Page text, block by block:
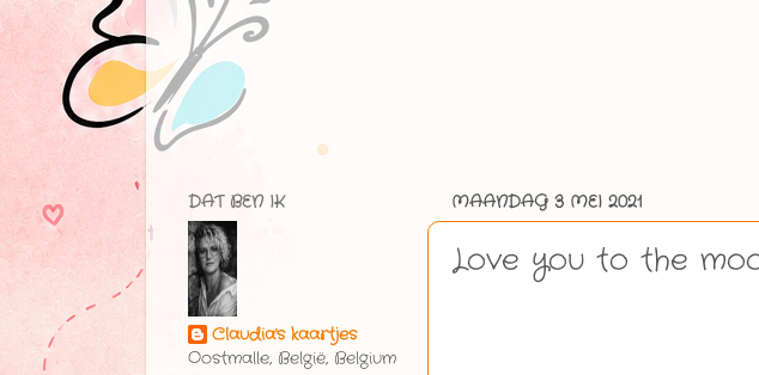
MAANDAG 3 MEI 2021
Love you to the
DAT BEN IK
Claudia's kaartjes
Oostmalle, België, Belgium